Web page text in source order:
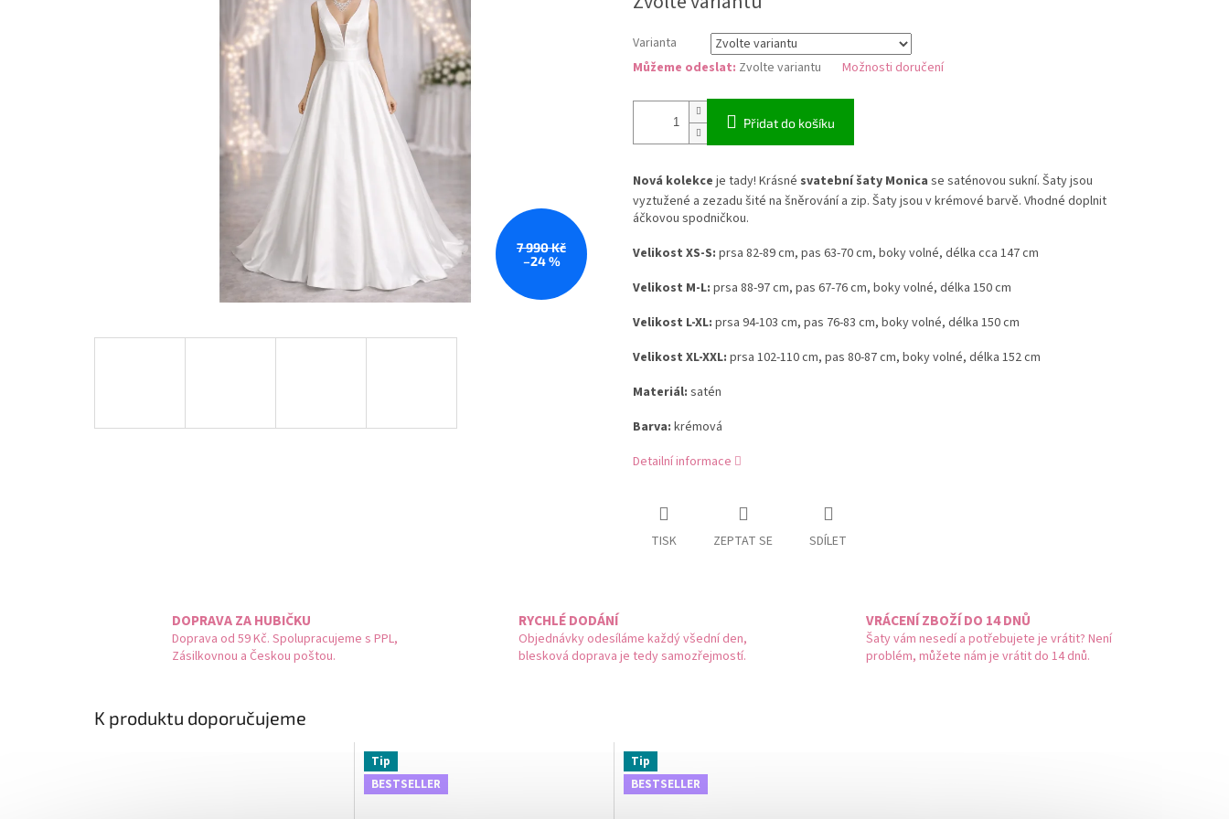
7 990 Kč
–24 %
cena:
Varianta
Můžeme odeslat: Zvolte variantu Možnosti doručení
Přidat do košíku
Nová kolekce je tady! Krásné svatební šaty Monica se saténovou sukní. Šaty jsou
vyztužené a zezadu šité na šněrování a zip. Šaty jsou v krémové barvě. Vhodné doplnit
áčkovou spodničkou.
Velikost XS-S: prsa 82-89 cm, pas 63-70 cm, boky volné, délka cca 147 cm
Velikost M-L: prsa 88-97 cm, pas 67-76 cm, boky volné, délka 150 cm
Velikost L-XL: prsa 94-103 cm, pas 76-83 cm, boky volné, délka 150 cm
Velikost XL-XXL: prsa 102-110 cm, pas 80-87 cm, boky volné, délka 152 cm
Materiál: satén
Barva: krémová
Detailní informace
TISK ZEPTAT SE SDÍLET
DOPRAVA ZA HUBIČKU
Doprava od 59 Kč. Spolupracujeme s PPL,
Zásilkovnou a Českou poštou.
RYCHLÉ DODÁNÍ
Objednávky odesíláme každý všední den,
blesková doprava je tedy samozřejmostí.
VRÁCENÍ ZBOŽÍ DO 14 DNŮ
Šaty vám nesedí a potřebujete je vrátit? Není
problém, můžete nám je vrátit do 14 dnů.
K produktu doporučujeme
Tip
BESTSELLER
Tip
BESTSELLER